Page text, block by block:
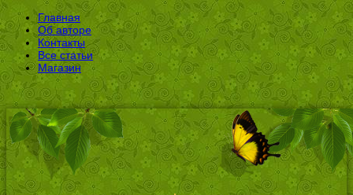
Главная
Об авторе
Контакты
Все статьи
Магазин